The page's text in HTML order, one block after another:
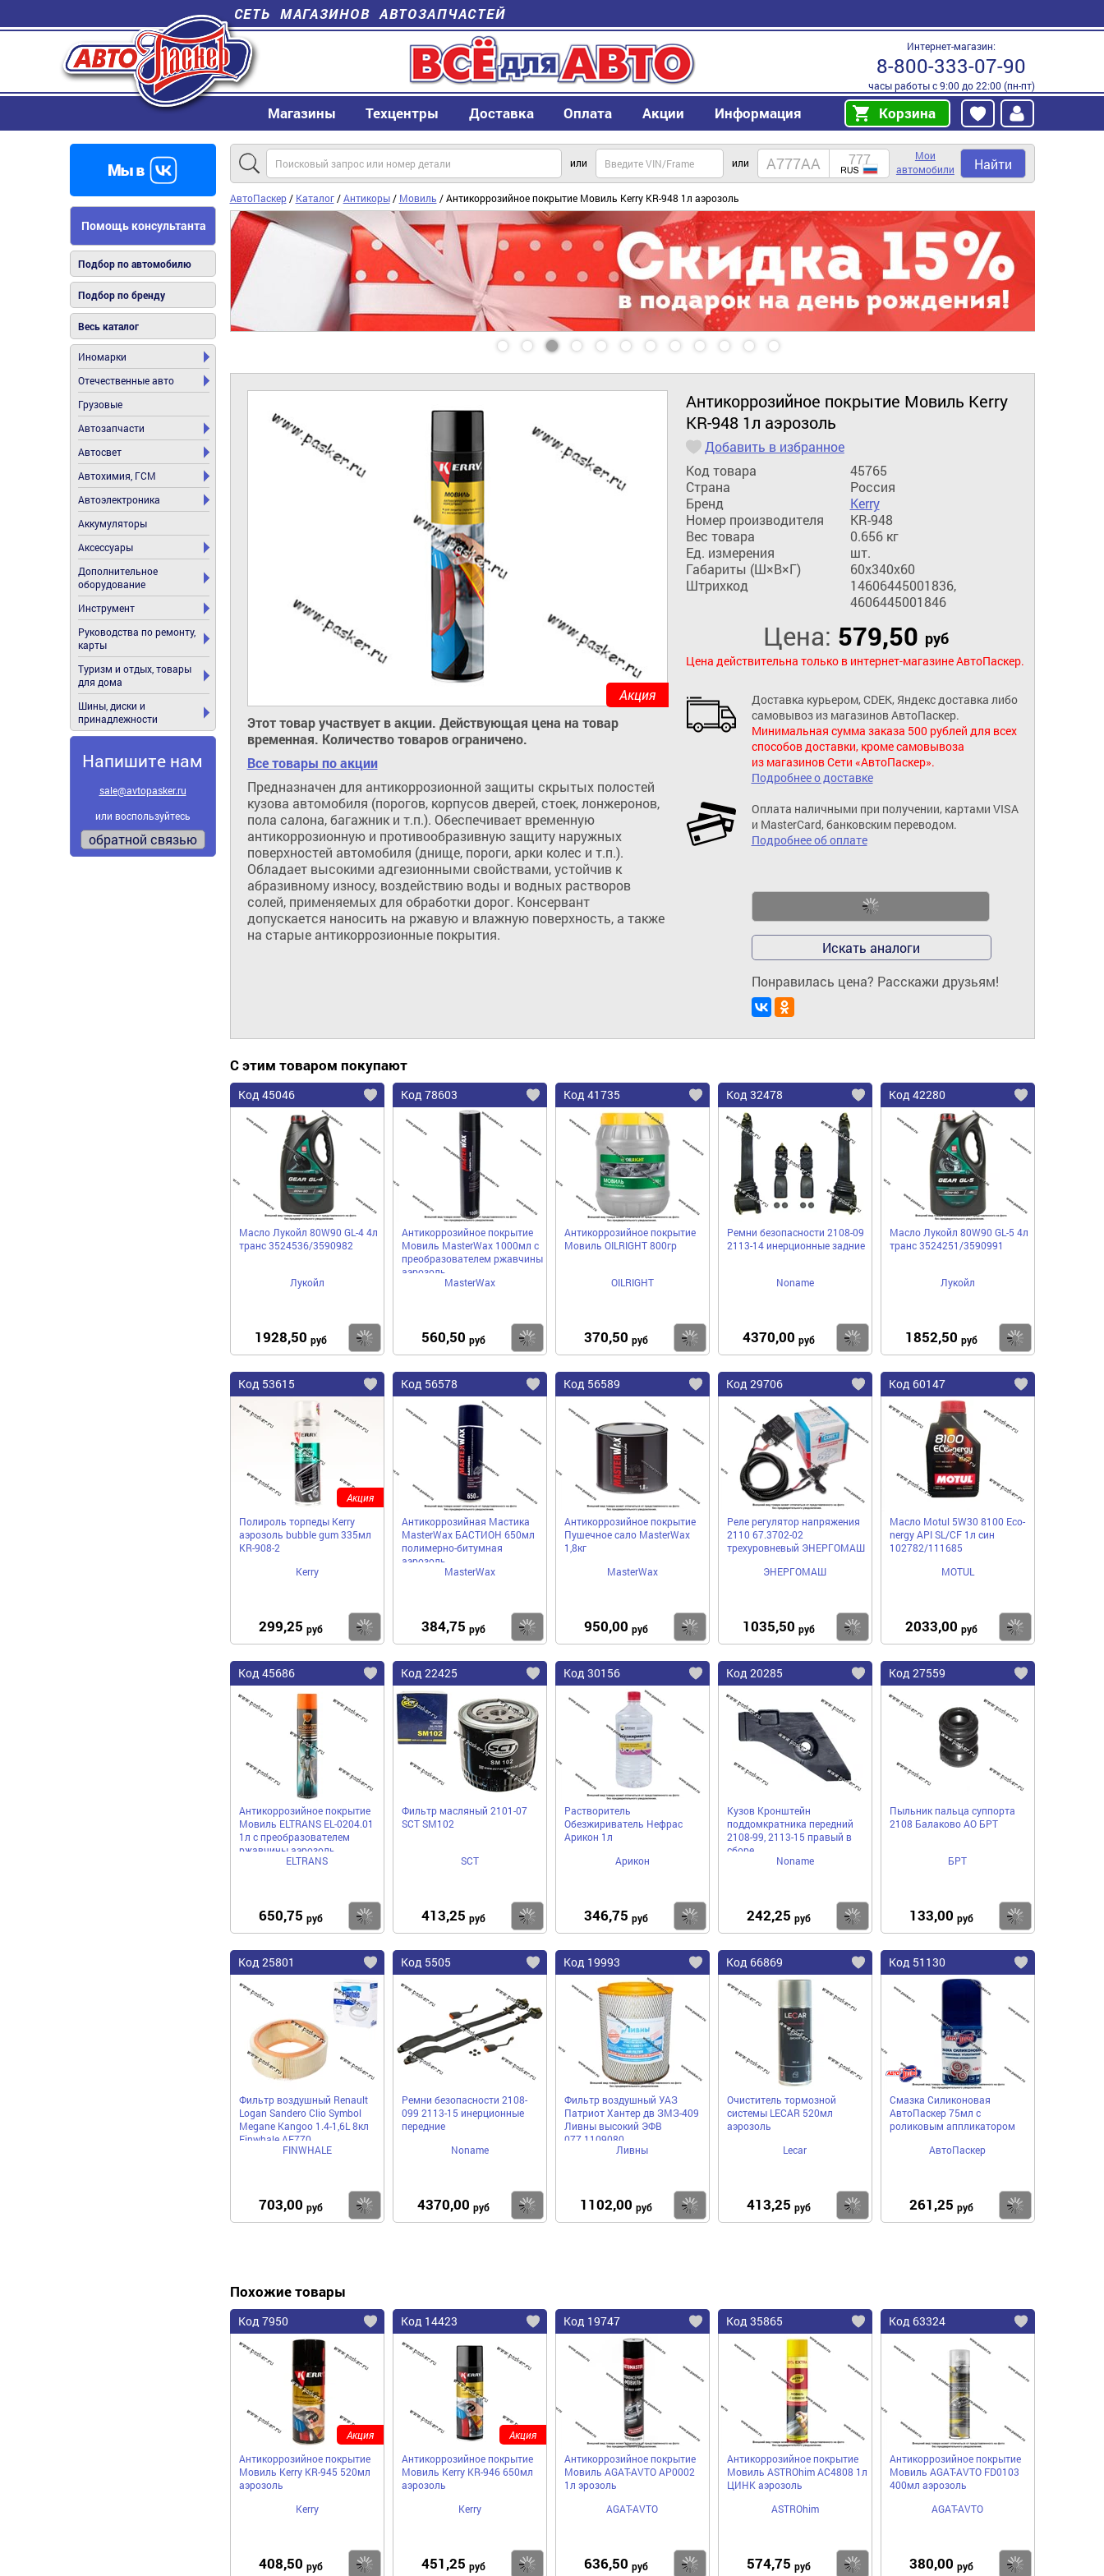
СЕТЬ МАГАЗИНОВ АВТОЗАПЧАСТЕЙ
Интернет-магазин:
8-800-333-07-90
часы работы с 9:00 до 22:00 (пн-пт)
Магазины Техцентры Доставка Оплата Акции Информация Корзина
Помощь консультанта
Подбор по автомобилю
Подбор по бренду
Весь каталог
Иномарки
Отечественные авто
Грузовые
Автозапчасти
Автосвет
Автохимия, ГСМ
Автоэлектроника
Аккумуляторы
Аксессуары
Дополнительное
оборудование
Инструмент
Руководства по ремонту,
карты
Туризм и отдых, товары
для дома
Шины, диски и
принадлежности
Напишите нам
sale@avtopasker.ru
или воспользуйтесь
обратной связью
или или
Мои
автомобили
Найти
АвтоПаскер/ Каталог/Антикоры/ Мовиль / Антикоррозийное покрытие Мовиль Kerry KR-948 1л аэрозоль
Антикоррозийное покрытие Мовиль Kerry
KR-948 1л аэрозоль
Добавить в избранное
Код товара
45765
Страна
Россия
Бренд
Kerry
Номер производителя
KR-948
Вес товара
0.656 кг
Ед. измерения
шт.
Габариты (Ш×В×Г)
60x340x60
Штрихкод
14606445001836,
4606445001846
Цена: 579,50 руб
Цена действительна только в интернет-магазине АвтоПаскер.
Доставка курьером, CDEK, Яндекс доставка либо
самовывоз из магазинов АвтоПаскер.
Минимальная сумма заказа 500 рублей для всех
способов доставки, кроме самовывоза
из магазинов Сети «АвтоПаскер».
Подробнее о доставке
Оплата наличными при получении, картами VISA
и MasterCard, банковским переводом.
Подробнее об оплате
Добавить в корзину
Искать аналоги
Понравилась цена? Расскажи друзьям!
Этот товар участвует в акции. Действующая цена на товар
временная. Количество товаров ограничено.
Все товары по акции
Акция
Предназначен для антикоррозионной защиты скрытых полостей
кузова автомобиля (порогов, корпусов дверей, стоек, лонжеронов,
пола салона, багажник и т.п.). Обеспечивает временную
антикоррозионную и противообразивную защиту наружных
поверхностей автомобиля (днище, пороги, арки колес и т.п.).
Обладает высокими адгезионными свойствами, устойчив к
абразивному износу, воздействию воды и водных растворов
солей, применяемых для обработки дорог. Консервант
допускается наносить на ржавую и влажную поверхность, а также
на старые антикоррозионные покрытия.
С этим товаром покупают
Код 45046
Масло Лукойл 80W90 GL-4 4л
транс 3524536/3590982
Лукойл
1928,50 руб Купить
Код 78603
Антикоррозийное покрытие
Мовиль MasterWax 1000мл с
преобразователем ржавчины
аэрозоль
MasterWax
560,50 руб Купить
Код 41735
Антикоррозийное покрытие
Мовиль ОILRIGHT 800гр
OILRIGHT
370,50 руб Купить
Код 32478
Ремни безопасности 2108-09
2113-14 инерционные задние
Noname
4370,00 руб Купить
Код 42280
Масло Лукойл 80W90 GL-5 4л
транс 3524251/3590991
Лукойл
1852,50 руб
Код 53615
Полироль торпеды Kerry
аэрозоль bubble gum 335мл
KR-908-2
Kerry
299,25 руб Купить
Акция
Код 56578
Антикоррозийная Мастика
MasterWax БАСТИОН 650мл
полимерно-битумная
аэрозоль
MasterWax
384,75 руб Купить
Код 56589
Антикоррозийное покрытие
Пушечное сало MasterWax
1,8кг
MasterWax
950,00 руб Купить
Код 29706
Реле регулятор напряжения
2110 67.3702-02
трехуровневый ЭНЕРГОМАШ
ЭНЕРГОМАШ
1035,50 руб Купить
Код 60147
Масло Motul 5W30 8100 Eco-
nergy API SL/CF 1л син
102782/111685
MOTUL
2033,00 руб
Код 45686
Антикоррозийное покрытие
Мовиль ELTRANS EL-0204.01
1л с преобразователем
ржавчины аэрозоль
ELTRANS
650,75 руб Купить
Код 22425
Фильтр масляный 2101-07
SCT SM102
SCT
413,25 руб Купить
Код 30156
Растворитель
Обезжириватель Нефрас
Арикон 1л
Арикон
346,75 руб Купить
Код 20285
Кузов Кронштейн
поддомкратника передний
2108-99, 2113-15 правый в
сборе
Noname
242,25 руб Купить
Код 27559
Пыльник пальца суппорта
2108 Балаково АО БРТ
БРТ
133,00 руб
Код 25801
Фильтр воздушный Renault
Logan Sandero Clio Symbol
Megane Kangoo 1.4-1,6L 8кл
Finwhale AF770
FINWHALE
703,00 руб Купить
Код 5505
Ремни безопасности 2108-
099 2113-15 инерционные
передние
Noname
4370,00 руб Купить
Код 19993
Фильтр воздушный УАЗ
Патриот Хантер дв ЗМЗ-409
Ливны высокий ЭФВ
077.1109080
Ливны
1102,00 руб Купить
Код 66869
Очиститель тормозной
системы LECAR 520мл
аэрозоль
Lecar
413,25 руб Купить
Код 51130
Смазка Силиконовая
АвтоПаскер 75мл с
роликовым аппликатором
АвтоПаскер
261,25 руб
Похожие товары
Код 7950
Антикоррозийное покрытие
Мовиль Kerry KR-945 520мл
аэрозоль
Kerry
408,50 руб Купить
Акция
Код 14423
Антикоррозийное покрытие
Мовиль Kerry KR-946 650мл
аэрозоль
Kerry
451,25 руб Купить
Акция
Код 19747
Антикоррозийное покрытие
Мовиль AGAT-AVTO AP0002
1л эрозоль
AGAT-AVTO
636,50 руб Купить
Код 35865
Антикоррозийное покрытие
Мовиль ASTROhim AC4808 1л
ЦИНК аэрозоль
ASTROhim
574,75 руб Купить
Код 63324
Антикоррозийное покрытие
Мовиль AGAT-AVTO FD0103
400мл аэрозоль
AGAT-AVTO
380,00 руб